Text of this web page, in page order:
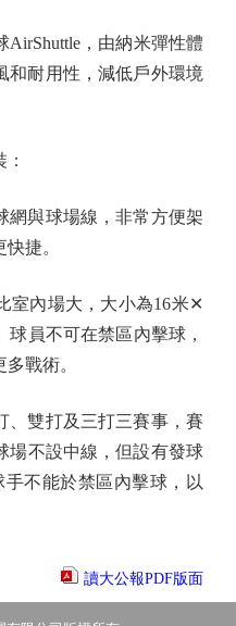
，由納米彈性體
和耐用性，減低戶外環境
與球場線，非常方便架
捷。
內場大，大小為16米✕
員不可在禁區內擊球，
戰術。
雙打及三打三賽事，賽
場不設中線，但設有發球
不能於禁區內擊球，以
讀大公報PDF版面